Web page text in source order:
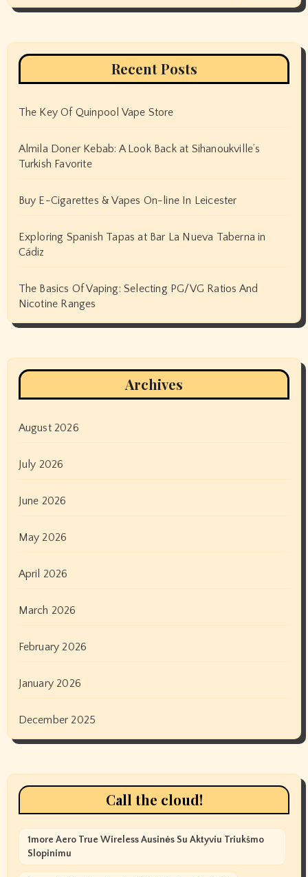
Recent Posts
The Key Of Quinpool Vape Store
Almila Doner Kebab: A Look Back at Sihanoukville’s
Turkish Favorite
Buy E-Cigarettes & Vapes On-line In Leicester
Exploring Spanish Tapas at Bar La Nueva Taberna in
Cádiz
The Basics Of Vaping: Selecting PG/VG Ratios And
Nicotine Ranges
Archives
August 2026
July 2026
June 2026
May 2026
April 2026
March 2026
February 2026
January 2026
December 2025
Call the cloud!
1more Aero True Wireless Ausinės Su Aktyviu Triukšmo
Slopinimu